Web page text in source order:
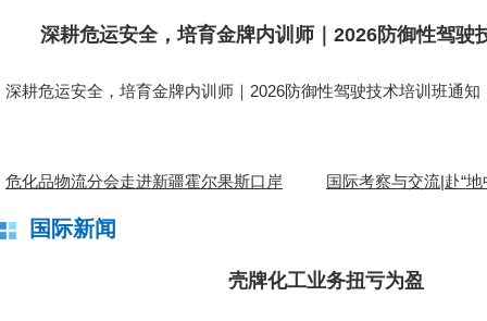
深耕危运安全，培育金牌内训师｜2026防御性驾驶
深耕危运安全，培育金牌内训师｜2026防御性驾驶技术培训班通知
危化品物流分会走进新疆霍尔果斯口岸
国际新闻
壳牌化工业务扭亏为盈